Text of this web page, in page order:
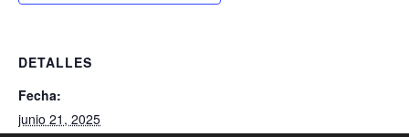
DETALLES
Fecha:
junio 21, 2025